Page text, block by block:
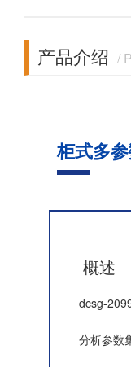
产品介绍 /
柜式多
概述
dcsg-
分析参数